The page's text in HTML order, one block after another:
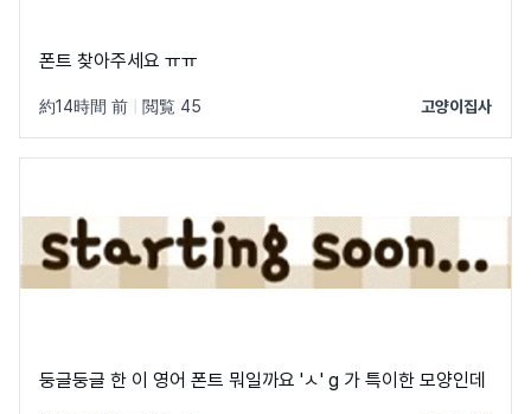
폰트 찾아주세요 ㅠㅠ
約14時間 前 閲覧 45 고양이집사
둥글둥글 한 이 영어 폰트 뭐일까요 'ㅅ' g 가 특이한 모양인데